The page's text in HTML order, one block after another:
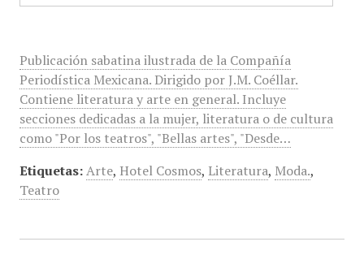
Publicación sabatina ilustrada de la Compañía
Periodística Mexicana. Dirigido por J.M. Coéllar.
Contiene literatura y arte en general. Incluye
secciones dedicadas a la mujer, literatura o de cultura
como "Por los teatros", "Bellas artes", "Desde…
Etiquetas: Arte, Hotel Cosmos, Literatura, Moda.,
Teatro